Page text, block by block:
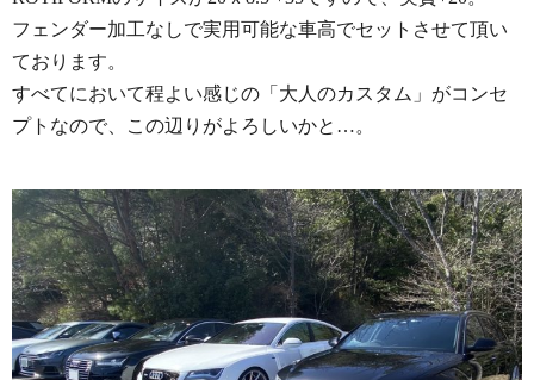
フェンダー加工なしで実用可能な車高でセットさせて頂い
ております。
すべてにおいて程よい感じの「大人のカスタム」がコンセ
プトなので、この辺りがよろしいかと…。